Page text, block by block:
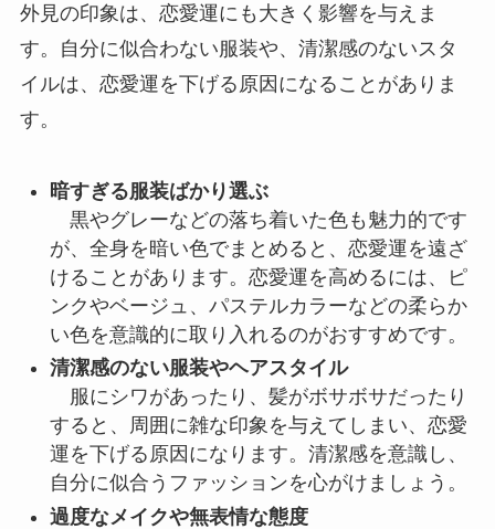
外見の印象は、恋愛運にも大きく影響を与えま
す。自分に似合わない服装や、清潔感のないスタ
イルは、恋愛運を下げる原因になることがありま
す。
暗すぎる服装ばかり選ぶ
黒やグレーなどの落ち着いた色も魅力的です
が、全身を暗い色でまとめると、恋愛運を遠ざ
けることがあります。恋愛運を高めるには、ピ
ンクやベージュ、パステルカラーなどの柔らか
い色を意識的に取り入れるのがおすすめです。
清潔感のない服装やヘアスタイル
服にシワがあったり、髪がボサボサだったり
すると、周囲に雑な印象を与えてしまい、恋愛
運を下げる原因になります。清潔感を意識し、
自分に似合うファッションを心がけましょう。
過度なメイクや無表情な態度